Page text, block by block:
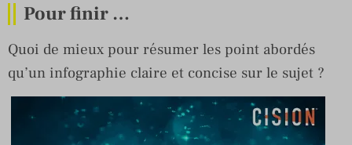
Pour finir …
Quoi de mieux pour résumer les point abordés
qu’un infographie claire et concise sur le sujet ?